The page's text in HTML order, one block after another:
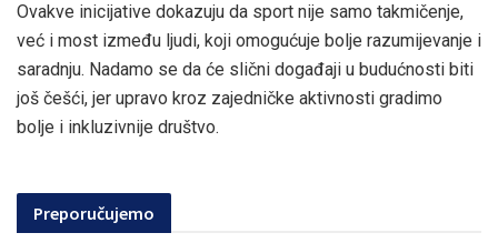
Ovakve inicijative dokazuju da sport nije samo takmičenje,
već i most između ljudi, koji omogućuje bolje razumijevanje i
saradnju. Nadamo se da će slični događaji u budućnosti biti
još češći, jer upravo kroz zajedničke aktivnosti gradimo
bolje i inkluzivnije društvo.
Preporučujemo